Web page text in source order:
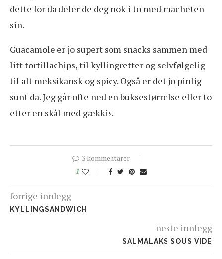
dette for da deler de deg nok i to med macheten
sin.
Guacamole er jo supert som snacks sammen med
litt tortillachips, til kyllingretter og selvfølgelig
til alt meksikansk og spicy. Også er det jo pinlig
sunt da. Jeg går ofte ned en buksestørrelse eller to
etter en skål med gækkis.
3 kommentarer
1
forrige innlegg
KYLLINGSANDWICH
neste innlegg
SALMALAKS SOUS VIDE